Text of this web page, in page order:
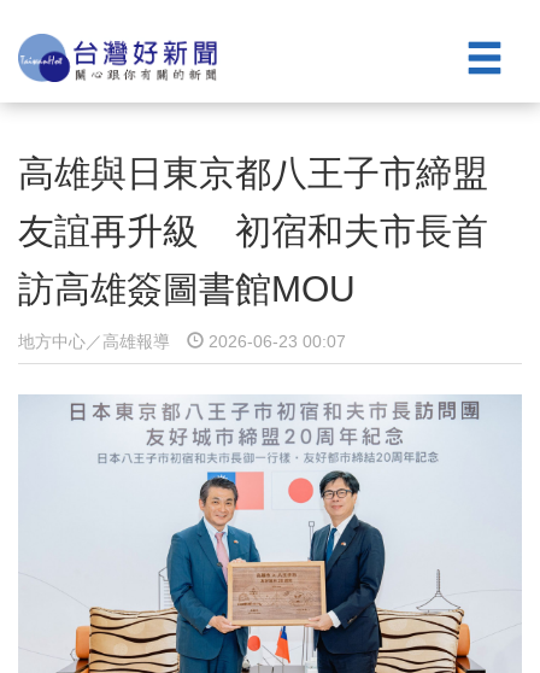
高雄與日東京都八王子市締盟
友誼再升級 初宿和夫市長首
訪高雄簽圖書館MOU
地方中心／高雄報導 2026-06-23 00:07